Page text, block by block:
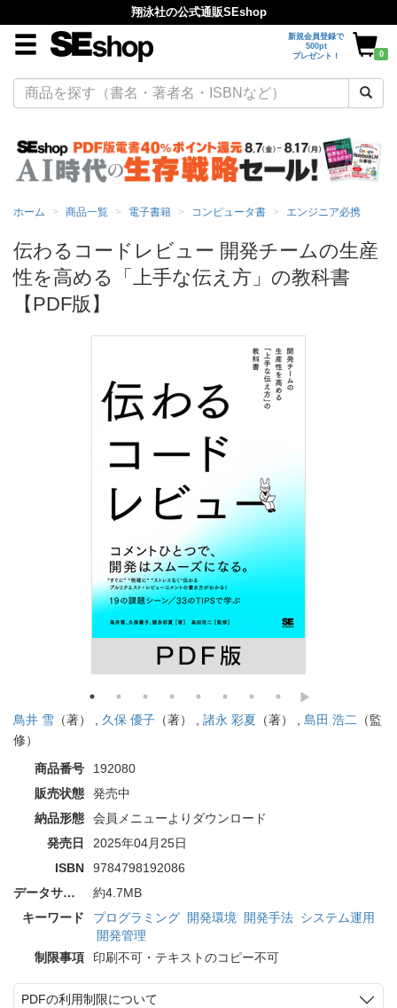
翔泳社の公式通販SEshop
新規会員登録で
500pt
プレゼント！
0
ホーム 商品一覧 電子書籍 コンピュータ書 エンジニア必携
伝わるコードレビュー 開発チームの生産
性を高める「上手な伝え方」の教科書
【PDF版】
鳥井 雪 （著） , 久保 優子 （著） , 諸永 彩夏 （著） , 島田 浩二
（監
修）
商品番号
192080
販売状態
発売中
納品形態
会員メニューよりダウンロード
発売日
2025年04月25日
ISBN
9784798192086
データサイズ
約4.7MB
キーワード
プログラミング 開発環境 開発手法 システム運用
開発管理
制限事項
印刷不可・テキストのコピー不可
PDFの利用制限について